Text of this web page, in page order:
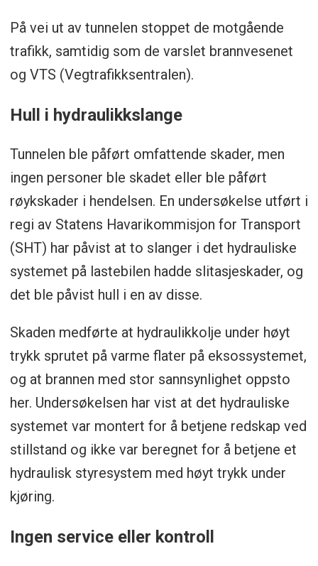
På vei ut av tunnelen stoppet de motgående
trafikk, samtidig som de varslet brannvesenet
og VTS (Vegtrafikksentralen).
Hull i hydraulikkslange
Tunnelen ble påført omfattende skader, men
ingen personer ble skadet eller ble påført
røykskader i hendelsen. En undersøkelse utført i
regi av Statens Havarikommisjon for Transport
(SHT) har påvist at to slanger i det hydrauliske
systemet på lastebilen hadde slitasjeskader, og
det ble påvist hull i en av disse.
Skaden medførte at hydraulikkolje under høyt
trykk sprutet på varme flater på eksossystemet,
og at brannen med stor sannsynlighet oppsto
her. Undersøkelsen har vist at det hydrauliske
systemet var montert for å betjene redskap ved
stillstand og ikke var beregnet for å betjene et
hydraulisk styresystem med høyt trykk under
kjøring.
Ingen service eller kontroll